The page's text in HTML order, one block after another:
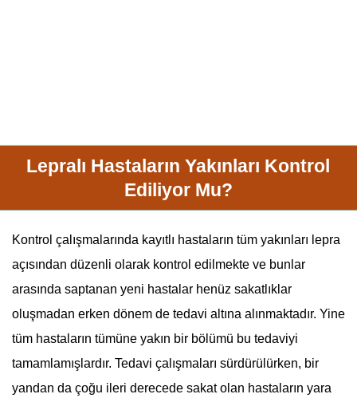
Lepralı Hastaların Yakınları Kontrol
Ediliyor Mu?
Kontrol çalışmalarında kayıtlı hastaların tüm yakınları lepra
açısından düzenli olarak kontrol edilmekte ve bunlar
arasında saptanan yeni hastalar henüz sakatlıklar
oluşmadan erken dönem de tedavi altına alınmaktadır. Yine
tüm hastaların tümüne yakın bir bölümü bu tedaviyi
tamamlamışlardır. Tedavi çalışmaları sürdürülürken, bir
yandan da çoğu ileri derecede sakat olan hastaların yara